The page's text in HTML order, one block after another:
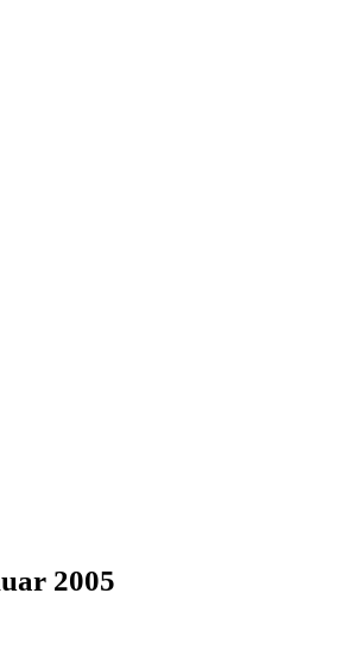
2005